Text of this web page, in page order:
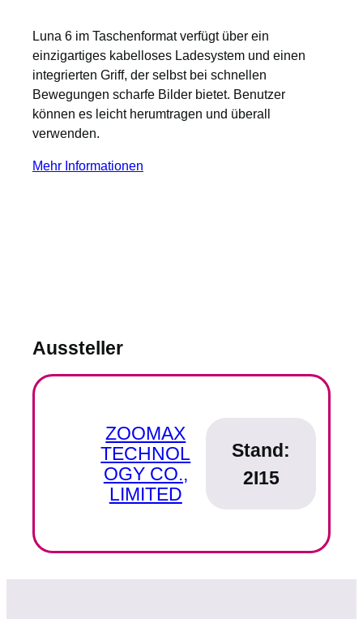
Luna 6 im Taschenformat verfügt über ein
einzigartiges kabelloses Ladesystem und einen
integrierten Griff, der selbst bei schnellen
Bewegungen scharfe Bilder bietet. Benutzer
können es leicht herumtragen und überall
verwenden.
Mehr Informationen
Aussteller
ZOOMAX
TECHNOL
OGY CO.,
LIMITED
Stand:
2I15